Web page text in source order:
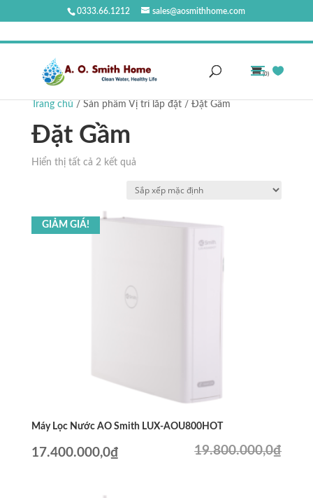
0333.66.1212 sales@aosmithhome.com
(0)
Trang chủ / Sản phẩm Vị trí lắp đặt / Đặt Gầm
Đặt Gầm
Hiển thị tất cả 2 kết quả
GIẢM GIÁ!
Máy Lọc Nước AO Smith LUX-AOU800HOT
19.800.000,0₫
Giá
17.400.000,0₫Giá